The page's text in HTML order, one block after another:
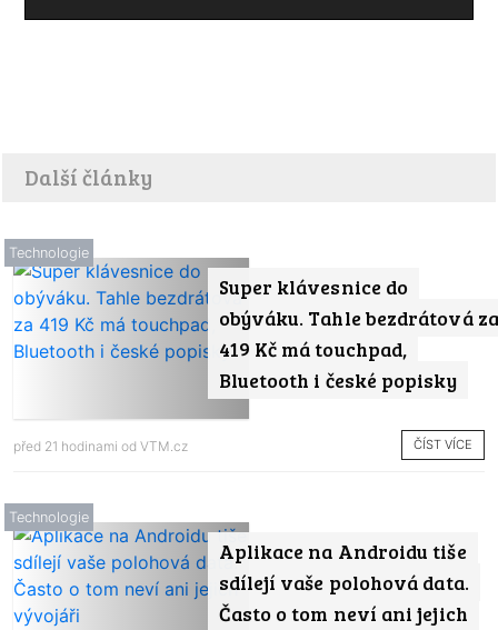
Další články
Super klávesnice do
obýváku. Tahle bezdrátová za
419 Kč má touchpad,
Bluetooth i české popisky
Technologie
před 21 hodinami od VTM.cz ČÍST VÍCE
Aplikace na Androidu tiše
sdílejí vaše polohová data.
Často o tom neví ani jejich
Technologie